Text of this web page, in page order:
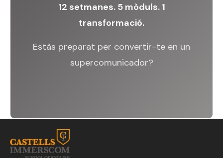
12 setmanes. 5 mòduls. 1
transformació.
Estàs preparat per convertir-te en un
supercomunicador?